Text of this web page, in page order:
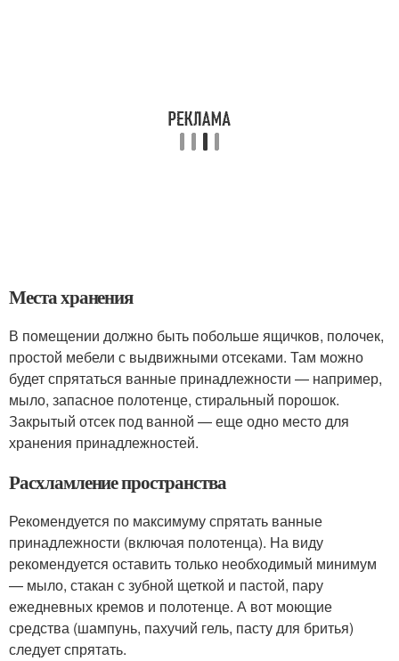
Места хранения
В помещении должно быть побольше ящичков, полочек,
простой мебели с выдвижными отсеками. Там можно
будет спрятаться ванные принадлежности — например,
мыло, запасное полотенце, стиральный порошок.
Закрытый отсек под ванной — еще одно место для
хранения принадлежностей.
Расхламление пространства
Рекомендуется по максимуму спрятать ванные
принадлежности (включая полотенца). На виду
рекомендуется оставить только необходимый минимум
— мыло, стакан с зубной щеткой и пастой, пару
ежедневных кремов и полотенце. А вот моющие
средства (шампунь, пахучий гель, пасту для бритья)
следует спрятать.